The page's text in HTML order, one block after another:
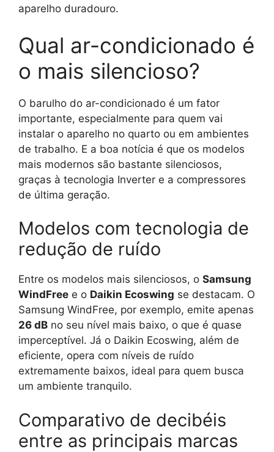
aparelho duradouro.
Qual ar-condicionado é
o mais silencioso?
O barulho do ar-condicionado é um fator
importante, especialmente para quem vai
instalar o aparelho no quarto ou em ambientes
de trabalho. E a boa notícia é que os modelos
mais modernos são bastante silenciosos,
graças à tecnologia Inverter e a compressores
de última geração.
Modelos com tecnologia de
redução de ruído
Entre os modelos mais silenciosos, o Samsung
WindFree e o Daikin Ecoswing se destacam. O
Samsung WindFree, por exemplo, emite apenas
26 dB no seu nível mais baixo, o que é quase
imperceptível. Já o Daikin Ecoswing, além de
eficiente, opera com níveis de ruído
extremamente baixos, ideal para quem busca
um ambiente tranquilo.
Comparativo de decibéis
entre as principais marcas